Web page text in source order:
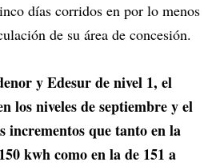
días corridos en por lo menos
de su área de concesión.
y Edesur de nivel 1, el
los niveles de septiembre y el
incrementos que tanto en la
kwh como en la de 151 a